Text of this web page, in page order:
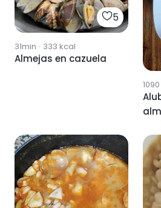
5
31min · 333 kcal
Almejas en cazuela
1090